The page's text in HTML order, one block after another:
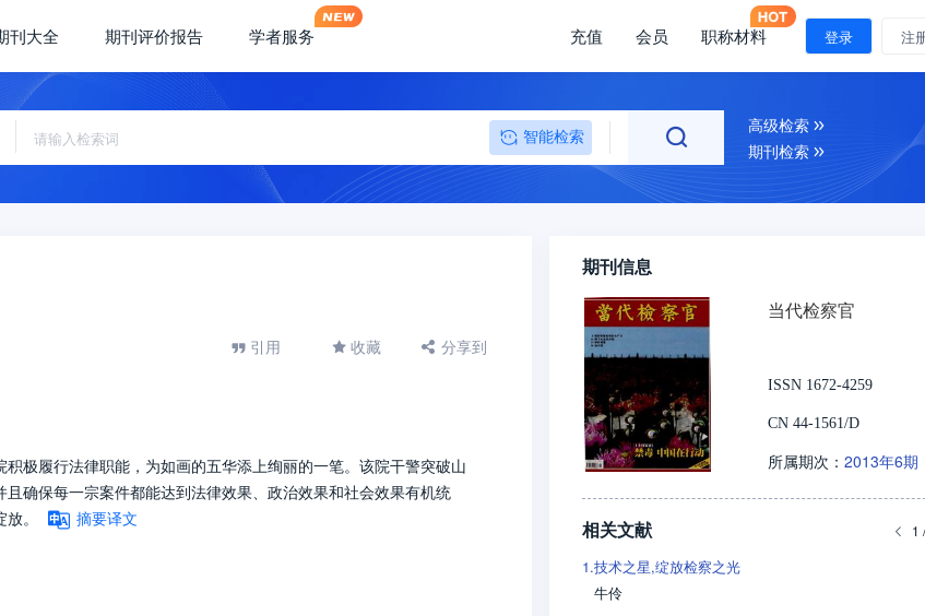
刊大全 期刊评价报告 学者服务 充值 会员 职称材料 登录 注
智能检索
高级检索
期刊检索
引用 收藏 分享到
极履行法律职能，为如画的五华添上绚丽的一笔。该院干警突破山
确保每一宗案件都能达到法律效果、政治效果和社会效果有机统
。
摘要译文
期刊信息
当代检察官
ISSN 1672-4259
CN 44-1561/D
所属期次： 2013年6期
相关文献 1
1.技术之星,绽放检察之光
牛伶